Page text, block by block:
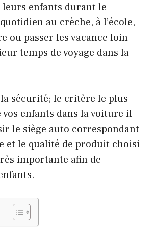
enfants durant le
au crèche, à l’école,
ou passer les vacance loin
temps de voyage dans la
sécurité; le critère le plus
enfants dans la voiture il
le siège auto correspondant
et le qualité de produit choisi
importante afin de